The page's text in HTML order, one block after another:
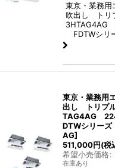
東京・業務
吹出し トリ
3HTAG4AG
FDTWシリ
東京・業務用
出し トリプ
TAG4AG
DTWシリー
AG]
511,000円(税
希望小売価格:
在庫あり